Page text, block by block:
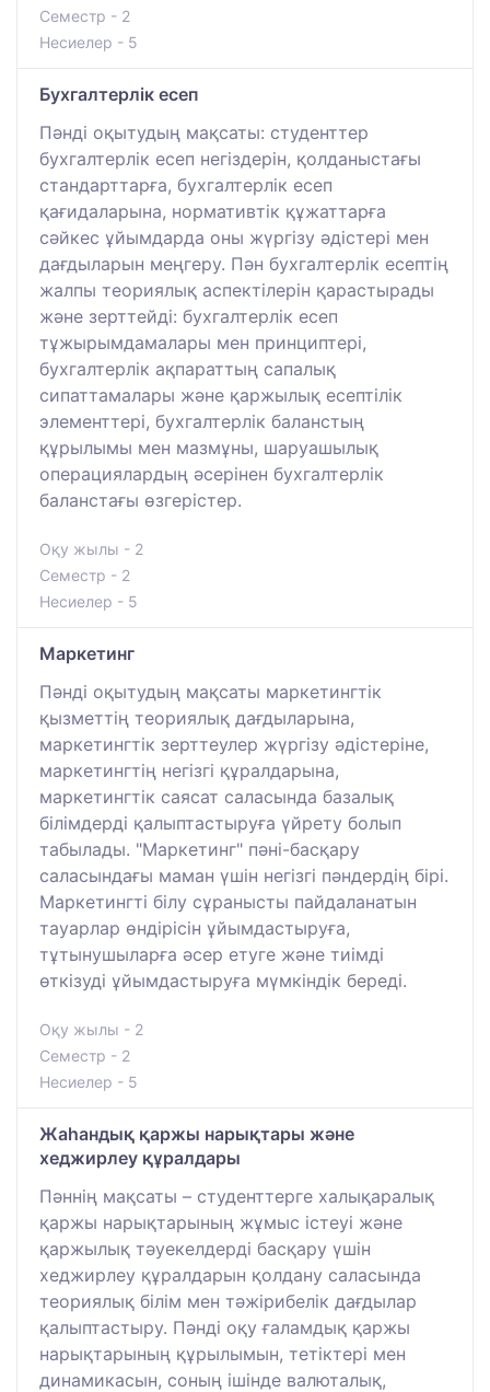
Семестр - 2
Несиелер - 5
Бухгалтерлік есеп
Пәнді оқытудың мақсаты: студенттер
бухгалтерлік есеп негіздерін, қолданыстағы
стандарттарға, бухгалтерлік есеп
қағидаларына, нормативтік құжаттарға
сәйкес ұйымдарда оны жүргізу әдістері мен
дағдыларын меңгеру. Пән бухгалтерлік есептің
жалпы теориялық аспектілерін қарастырады
және зерттейді: бухгалтерлік есеп
тұжырымдамалары мен принциптері,
бухгалтерлік ақпараттың сапалық
сипаттамалары және қаржылық есептілік
элементтері, бухгалтерлік баланстың
құрылымы мен мазмұны, шаруашылық
операциялардың әсерінен бухгалтерлік
баланстағы өзгерістер.
Оқу жылы - 2
Семестр - 2
Несиелер - 5
Маркетинг
Пәнді оқытудың мақсаты маркетингтік
қызметтің теориялық дағдыларына,
маркетингтік зерттеулер жүргізу әдістеріне,
маркетингтің негізгі құралдарына,
маркетингтік саясат саласында базалық
білімдерді қалыптастыруға үйрету болып
табылады. "Маркетинг" пәні-басқару
саласындағы маман үшін негізгі пәндердің бірі.
Маркетингті білу сұранысты пайдаланатын
тауарлар өндірісін ұйымдастыруға,
тұтынушыларға әсер етуге және тиімді
өткізуді ұйымдастыруға мүмкіндік береді.
Оқу жылы - 2
Семестр - 2
Несиелер - 5
Жаһандық қаржы нарықтары және
хеджирлеу құралдары
Пәннің мақсаты – студенттерге халықаралық
қаржы нарықтарының жұмыс істеуі және
қаржылық тәуекелдерді басқару үшін
хеджирлеу құралдарын қолдану саласында
теориялық білім мен тәжірибелік дағдылар
қалыптастыру. Пәнді оқу ғаламдық қаржы
нарықтарының құрылымын, тетіктері мен
динамикасын, соның ішінде валюталық,